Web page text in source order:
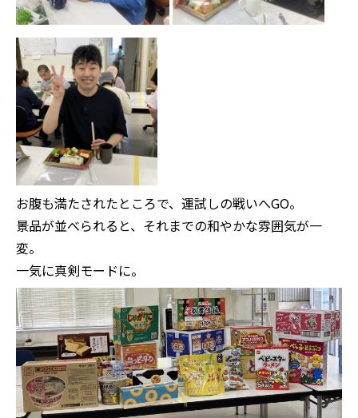
お腹も満たされたところで、運試しの戦いへGO。
景品が並べられると、それまでの和やかな雰囲気が一
変。
一気に真剣モードに。